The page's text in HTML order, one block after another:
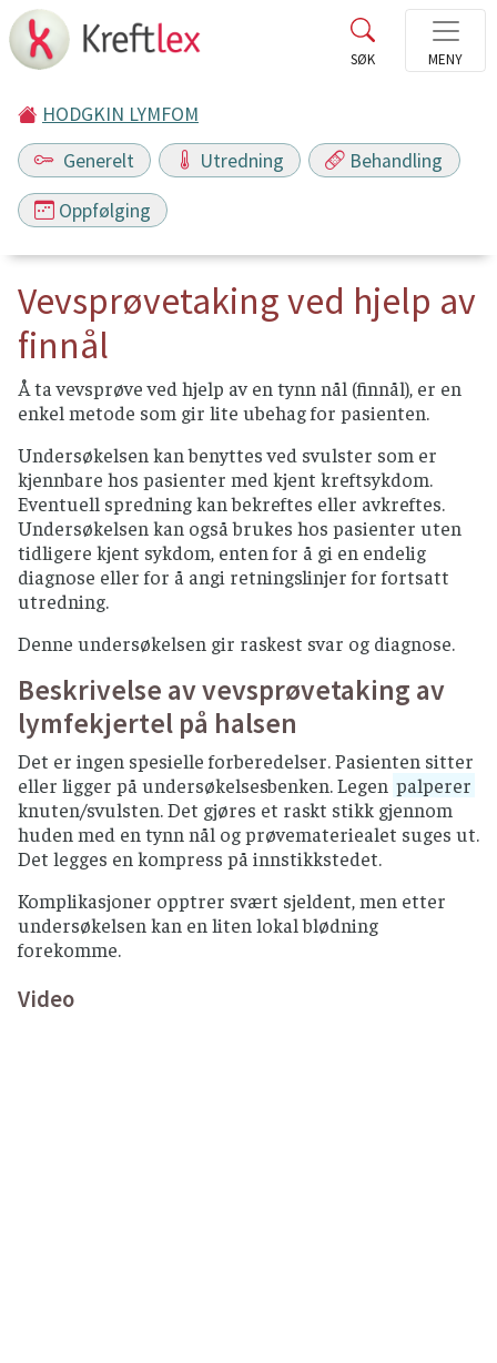
HODGKIN LYMFOM
Generelt
Utredning Behandling
Oppfølging
Vevsprøvetaking ved hjelp av
finnål
Å ta vevsprøve ved hjelp av en tynn nål (finnål), er en
enkel metode som gir lite ubehag for pasienten.
Undersøkelsen kan benyttes ved svulster som er
kjennbare hos pasienter med kjent kreftsykdom.
Eventuell spredning kan bekreftes eller avkreftes.
Undersøkelsen kan også brukes hos pasienter uten
tidligere kjent sykdom, enten for å gi en endelig
diagnose eller for å angi retningslinjer for fortsatt
utredning.
Denne undersøkelsen gir raskest svar og diagnose.
Beskrivelse av vevsprøvetaking av
lymfekjertel på halsen
Det er ingen spesielle forberedelser. Pasienten sitter
eller ligger på undersøkelsesbenken. Legen palperer
knuten/svulsten. Det gjøres et raskt stikk gjennom
huden med en tynn nål og prøvemateriealet suges ut.
Det legges en kompress på innstikkstedet.
Komplikasjoner opptrer svært sjeldent, men etter
undersøkelsen kan en liten lokal blødning
forekomme.
Video